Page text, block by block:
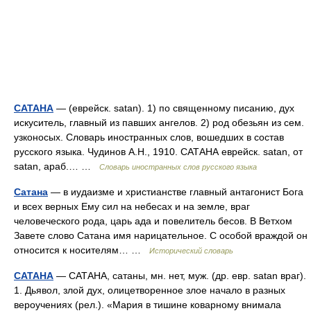
САТАНА — (еврейск. satan). 1) по священному писанию, дух
искуситель, главный из павших ангелов. 2) род обезьян из сем.
узконосых. Словарь иностранных слов, вошедших в состав
русского языка. Чудинов А.Н., 1910. САТАНА еврейск. satan, от
satan, араб.… …
Словарь иностранных слов русского языка
Сатана — в иудаизме и христианстве главный антагонист Бога
и всех верных Ему сил на небесах и на земле, враг
человеческого рода, царь ада и повелитель бесов. В Ветхом
Завете слово Сатана имя нарицательное. С особой враждой он
относится к носителям… …
Исторический словарь
САТАНА — САТАНА, сатаны, мн. нет, муж. (др. евр. satan враг).
1. Дьявол, злой дух, олицетворенное злое начало в разных
вероучениях (рел.). «Мария в тишине коварному внимала